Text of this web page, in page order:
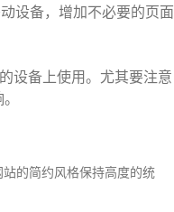
设备，增加不必要的页面
设备上使用。尤其要注意
的简约风格保持高度的统